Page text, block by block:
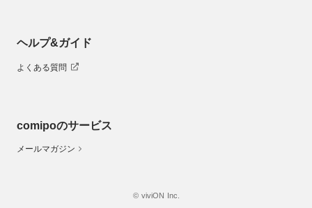
ヘルプ&ガイド
よくある質問
comipoのサービス
メールマガジン
© viviON Inc.